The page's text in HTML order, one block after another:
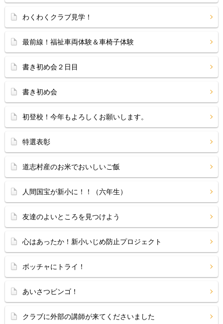
わくわくクラブ見学！
最前線！福祉車両体験＆車椅子体験
書き初め会２日目
書き初め会
初登校！今年もよろしくお願いします。
特選表彰
道志村産のお米でおいしいご飯
人間国宝が新小に！！（六年生）
友達のよいところを見つけよう
心はあったか！新小いじめ防止プロジェクト
ボッチャにトライ！
あいさつビンゴ！
クラブに外部の講師が来てくださいました